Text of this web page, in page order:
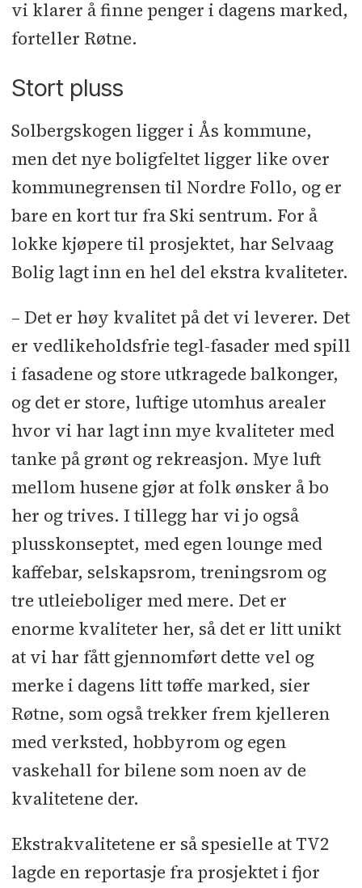
vi klarer å finne penger i dagens marked,
forteller Røtne.
Stort pluss
Solbergskogen ligger i Ås kommune,
men det nye boligfeltet ligger like over
kommunegrensen til Nordre Follo, og er
bare en kort tur fra Ski sentrum. For å
lokke kjøpere til prosjektet, har Selvaag
Bolig lagt inn en hel del ekstra kvaliteter.
– Det er høy kvalitet på det vi leverer. Det
er vedlikeholdsfrie tegl-fasader med spill
i fasadene og store utkragede balkonger,
og det er store, luftige utomhus arealer
hvor vi har lagt inn mye kvaliteter med
tanke på grønt og rekreasjon. Mye luft
mellom husene gjør at folk ønsker å bo
her og trives. I tillegg har vi jo også
plusskonseptet, med egen lounge med
kaffebar, selskapsrom, treningsrom og
tre utleieboliger med mere. Det er
enorme kvaliteter her, så det er litt unikt
at vi har fått gjennomført dette vel og
merke i dagens litt tøffe marked, sier
Røtne, som også trekker frem kjelleren
med verksted, hobbyrom og egen
vaskehall for bilene som noen av de
kvalitetene der.
Ekstrakvalitetene er så spesielle at TV2
lagde en reportasje fra prosjektet i fjor